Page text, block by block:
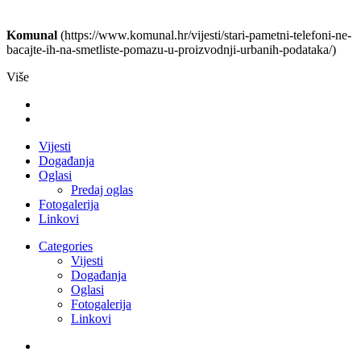
Komunal (https://www.komunal.hr/vijesti/stari-pametni-telefoni-ne-
bacajte-ih-na-smetliste-pomazu-u-proizvodnji-urbanih-podataka/)
Više
Vijesti
Događanja
Oglasi
Predaj oglas
Fotogalerija
Linkovi
Categories
Vijesti
Događanja
Oglasi
Fotogalerija
Linkovi